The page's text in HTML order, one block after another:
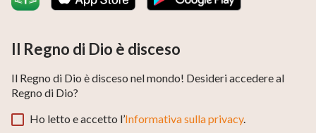
Il Regno di Dio è disceso
Il Regno di Dio è disceso nel mondo! Desideri accedere al
Regno di Dio?
Ho letto e accetto l’Informativa sulla privacy.